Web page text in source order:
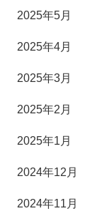
2025年5月
2025年4月
2025年3月
2025年2月
2025年1月
2024年12月
2024年11月